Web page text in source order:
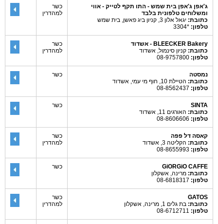
ג'אפן ג'אפן בית שמש - התו תקף לטייק - אווי
ומשלוחים טלפונית בלבד
כתובת: יגאל אלון 3, קניון ביג פאשן, בית שמש
טלפון: *3304
כשר
למהדרין
BLEECKER Bakery - אשדוד
כתובת: קניון סינמול, אשדוד
טלפון:
כשר
למהדרין
נמסטה
כתובת: הטיילת 10, חוף מי עמי, אשדוד
טלפון:
כשר
SINTA
כתובת: האורגים 11, אשדוד
טלפון:
כשר
קאסה דל פפה
כתובת: הקליטה 3, אשדוד
טלפון:
כשר
למהדרין
GiORGiO CAFFE
כתובת: מרינה, אשקלון
טלפון:
כשר
GATOS
כתובת: בת גלים 1, מרינה, אשקלון
טלפון:
כשר
למהדרין